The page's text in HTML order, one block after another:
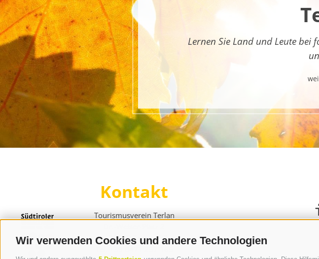
Wir verwenden Cookies und andere Technologien
Lernen Sie Land und Leute bei
Kontakt
Tourismusverein Terlan
I - 39018 Terlan BZ